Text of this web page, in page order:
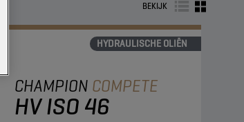
BEKIJK
HYDRAULISCHE OLIËN
CHAMPION COMPETE
HV ISO 46